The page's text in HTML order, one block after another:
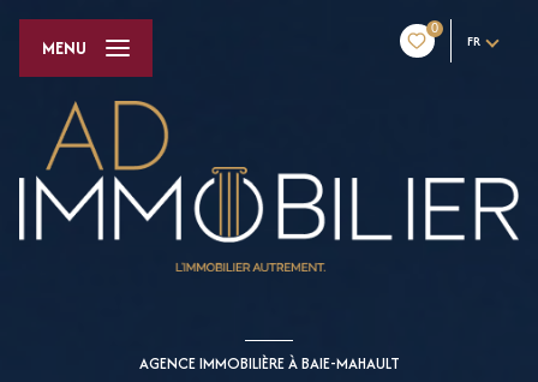
0
FR
MENU
AGENCE IMMOBILIÈRE À BAIE-MAHAULT